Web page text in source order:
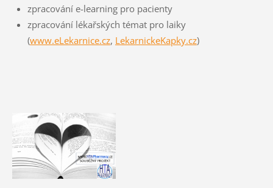
zpracování e-learning pro pacienty
zpracování lékařských témat pro laiky
(www.eLekarnice.cz, LekarnickeKapky.cz)